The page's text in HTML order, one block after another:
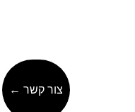
צור קשר ←